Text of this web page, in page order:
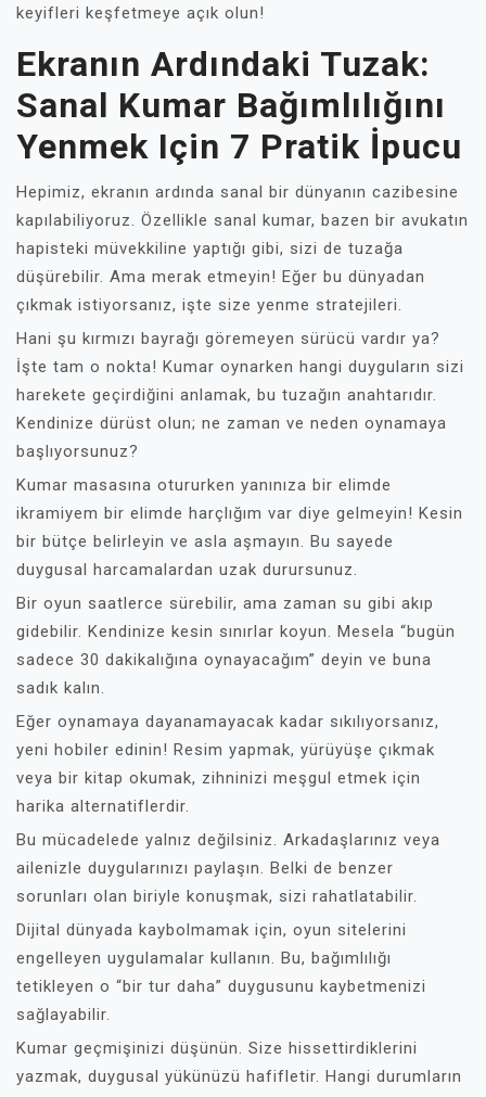
keyifleri keşfetmeye açık olun!
Ekranın Ardındaki Tuzak:
Sanal Kumar Bağımlılığını
Yenmek Için 7 Pratik İpucu
Hepimiz, ekranın ardında sanal bir dünyanın cazibesine
kapılabiliyoruz. Özellikle sanal kumar, bazen bir avukatın
hapisteki müvekkiline yaptığı gibi, sizi de tuzağa
düşürebilir. Ama merak etmeyin! Eğer bu dünyadan
çıkmak istiyorsanız, işte size yenme stratejileri.
Hani şu kırmızı bayrağı göremeyen sürücü vardır ya?
İşte tam o nokta! Kumar oynarken hangi duyguların sizi
harekete geçirdiğini anlamak, bu tuzağın anahtarıdır.
Kendinize dürüst olun; ne zaman ve neden oynamaya
başlıyorsunuz?
Kumar masasına otururken yanınıza bir elimde
ikramiyem bir elimde harçlığım var diye gelmeyin! Kesin
bir bütçe belirleyin ve asla aşmayın. Bu sayede
duygusal harcamalardan uzak durursunuz.
Bir oyun saatlerce sürebilir, ama zaman su gibi akıp
gidebilir. Kendinize kesin sınırlar koyun. Mesela “bugün
sadece 30 dakikalığına oynayacağım” deyin ve buna
sadık kalın.
Eğer oynamaya dayanamayacak kadar sıkılıyorsanız,
yeni hobiler edinin! Resim yapmak, yürüyüşe çıkmak
veya bir kitap okumak, zihninizi meşgul etmek için
harika alternatiflerdir.
Bu mücadelede yalnız değilsiniz. Arkadaşlarınız veya
ailenizle duygularınızı paylaşın. Belki de benzer
sorunları olan biriyle konuşmak, sizi rahatlatabilir.
Dijital dünyada kaybolmamak için, oyun sitelerini
engelleyen uygulamalar kullanın. Bu, bağımlılığı
tetikleyen o “bir tur daha” duygusunu kaybetmenizi
sağlayabilir.
Kumar geçmişinizi düşünün. Size hissettirdiklerini
yazmak, duygusal yükünüzü hafifletir. Hangi durumların